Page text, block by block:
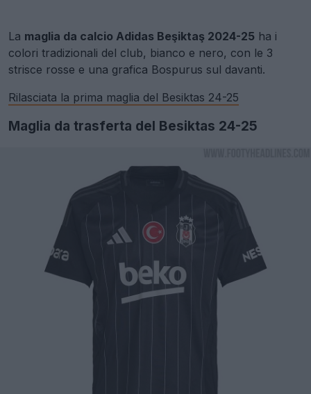
La maglia da calcio Adidas Beşiktaş 2024-25 ha i
colori tradizionali del club, bianco e nero, con le 3
strisce rosse e una grafica Bospurus sul davanti.
Rilasciata la prima maglia del Besiktas 24-25
Maglia da trasferta del Besiktas 24-25